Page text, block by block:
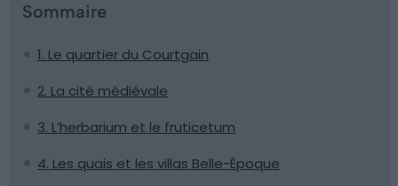
Sommaire
1. Le quartier du Courtgain
2. La cité médiévale
3. L’herbarium et le fruticetum
4. Les quais et les villas Belle-Époque